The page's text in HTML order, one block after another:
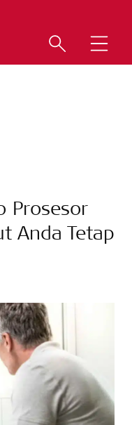
Prosesor
Anda Tetap